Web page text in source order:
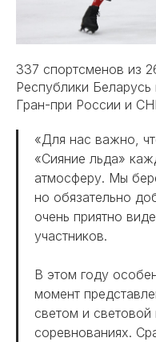
337 спортсменов из
Республики Беларусь
Гран-при России и
«Для нас важно,
«Сияние льда»
атмосферу. Мы
но обязательно
очень приятно
участников.
В этом году
момент
светом и
соревнованиях.